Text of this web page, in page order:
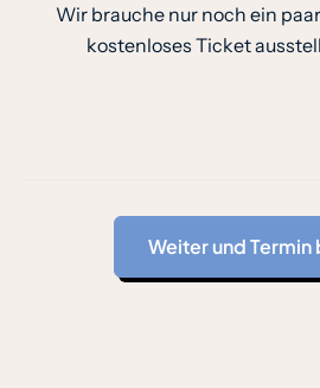
Wir brauche nur noch ein
kostenloses Ticket
Weiter und Termin